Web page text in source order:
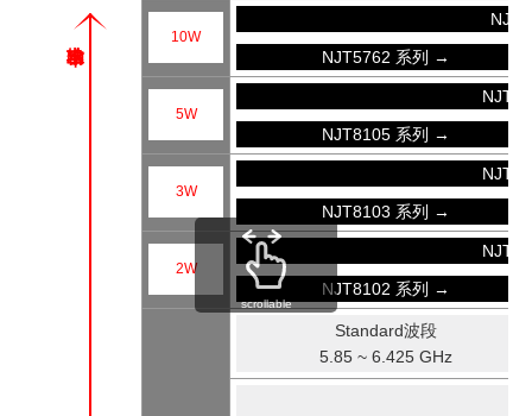
10W
NJT5762 系列 →
5W
NJT8105 系列 →
3W
NJT8103 系列 →
2W
NJT8102 系列 →
Standard波段
5.85 ~ 6.425 GHz
scrollable